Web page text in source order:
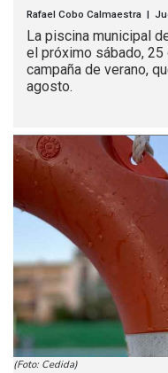
Rafael Cobo Calmaestra |
La piscina municipal
el próximo sábado, 25
campaña de verano,
agosto.
(Foto: Cedida)